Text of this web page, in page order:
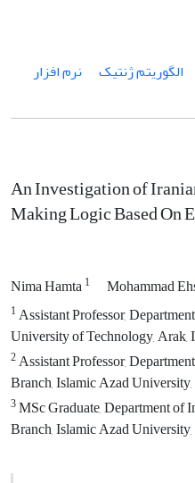
الگوریتم ژنتیک
نرم افزار
An Investigation of
Making Logic Based On
Nima Hamta1 Mohammad
1Assistant Professor,
University of Technology, Arak,
2Assistant Professor,
Branch, Islamic Azad
3MSc Graduate, Department of
Branch, Islamic Azad